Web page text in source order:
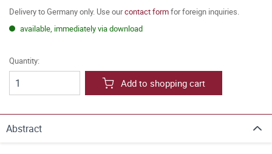
Delivery to Germany only. Use ourcontact formfor foreign inquiries.
available, immediately via download
Quantity:
Add to shopping cart
Abstract